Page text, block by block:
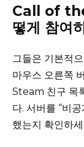
Call of
떻게 참여
그들은 기본적
마우스 오른쪽
Steam 친구 목
다. 서버를 “비공
했는지 확인하